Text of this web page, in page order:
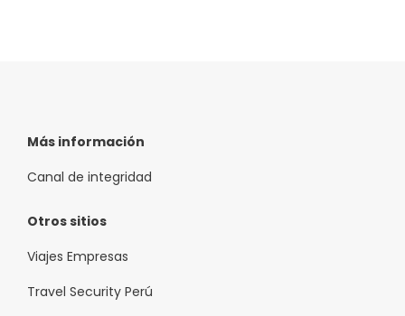
Más información
Canal de integridad
Otros sitios
Viajes Empresas
Travel Security Perú